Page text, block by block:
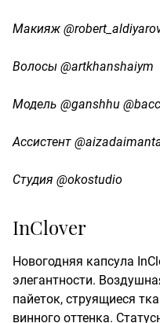
Макияж
Волосы @artkhanshaiym
Модель @ganshhu
Ассистент
Студия @okostudio
InClover
Новогодняя капсула
элегантности.
пайеток, струящиеся
винного оттенка.